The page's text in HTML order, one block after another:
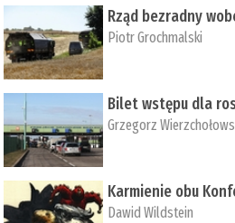
Rząd bezradny
Piotr Grochmalski
Bilet wstępu dla
Grzegorz
Karmienie obu
Dawid Wildstein